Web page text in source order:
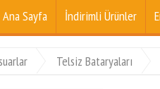
Ana Sayfa İndirimli Ürünler
Telsiz Bataryaları